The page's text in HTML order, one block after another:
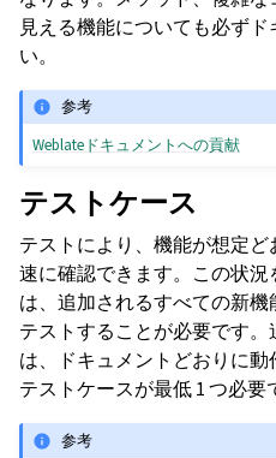
見える機能についても必ず
い。
参考
Weblateドキュメントへの貢献
テストケース
テストにより、機能が想定
速に確認できます。この状
は、追加されるすべての新
テストすることが必要です
は、ドキュメントどおりに
テストケースが最低 1 つ必要
参考